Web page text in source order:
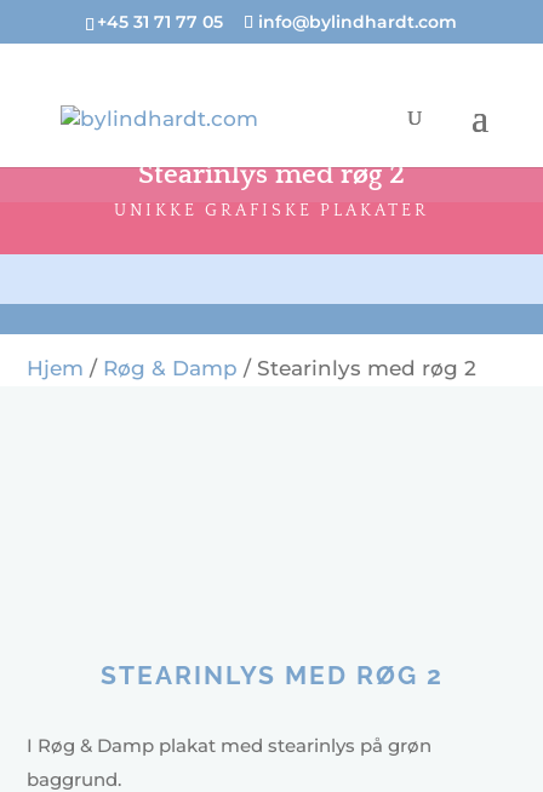
+45 31 71 77 05 info@bylindhardt.com
Stearinlys med røg 2
UNIKKE GRAFISKE PLAKATER
Hjem / Røg & Damp / Stearinlys med røg 2
STEARINLYS MED RØG 2
I Røg & Damp plakat med stearinlys på grøn
baggrund.